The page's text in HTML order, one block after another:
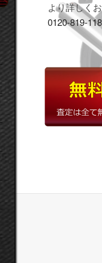
より詳しく
0120-819-118